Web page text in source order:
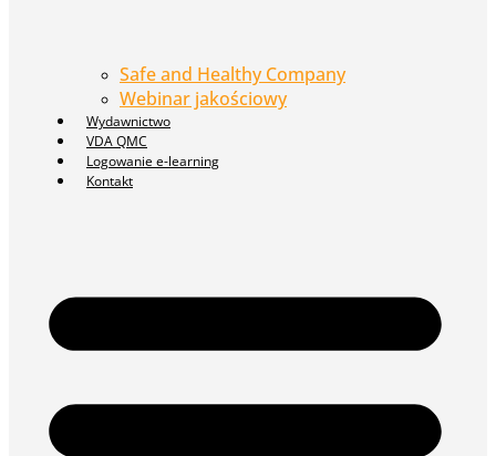
Safe and Healthy Company
Webinar jakościowy
Wydawnictwo
VDA QMC
Logowanie e-learning
Kontakt